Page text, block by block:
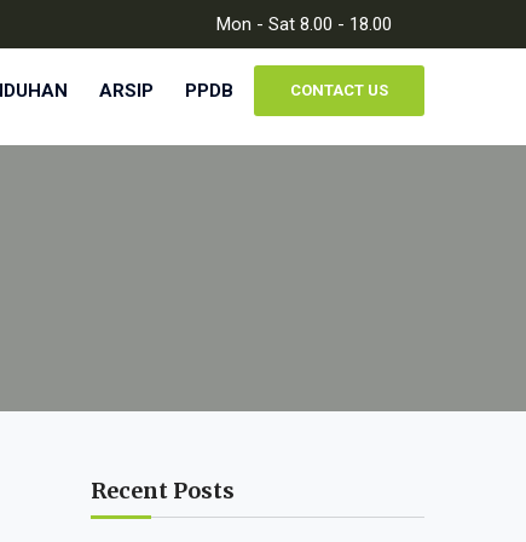
Mon - Sat 8.00 - 18.00
CONTACT US
ARSIP PPDB
Recent Posts